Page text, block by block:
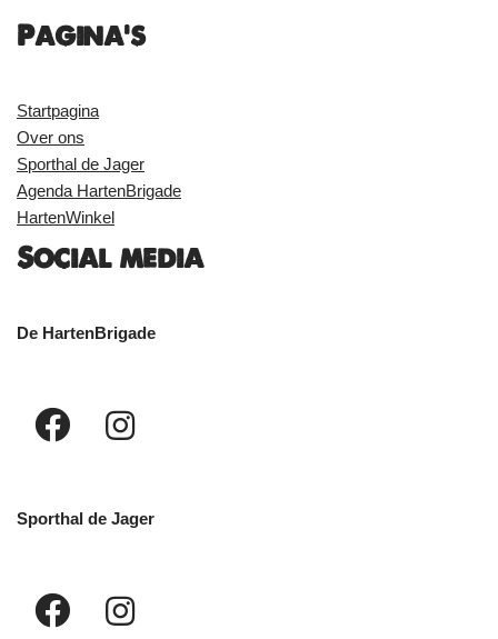
Pagina's
Startpagina
Over ons
Sporthal de Jager
Agenda HartenBrigade
HartenWinkel
Social media
De HartenBrigade
Sporthal de Jager